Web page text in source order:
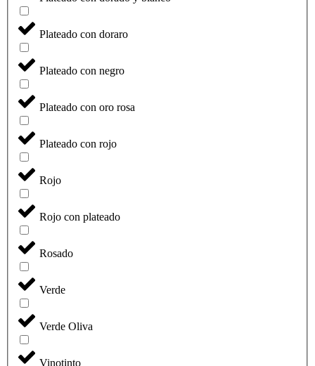
Plateado con doraro
Plateado con negro
Plateado con oro rosa
Plateado con rojo
Rojo
Rojo con plateado
Rosado
Verde
Verde Oliva
Vinotinto